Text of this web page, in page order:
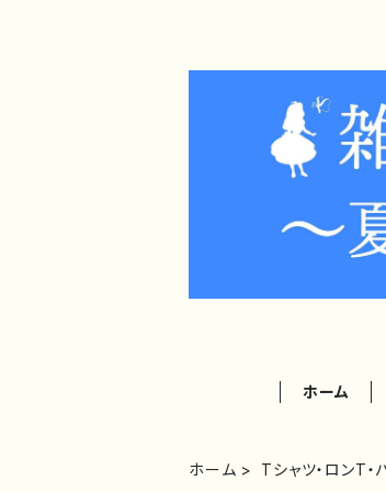
ホーム
ホーム Tシャツ・ロンT・